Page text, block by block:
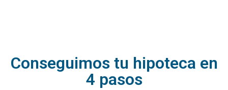
Conseguimos tu hipoteca en
4 pasos